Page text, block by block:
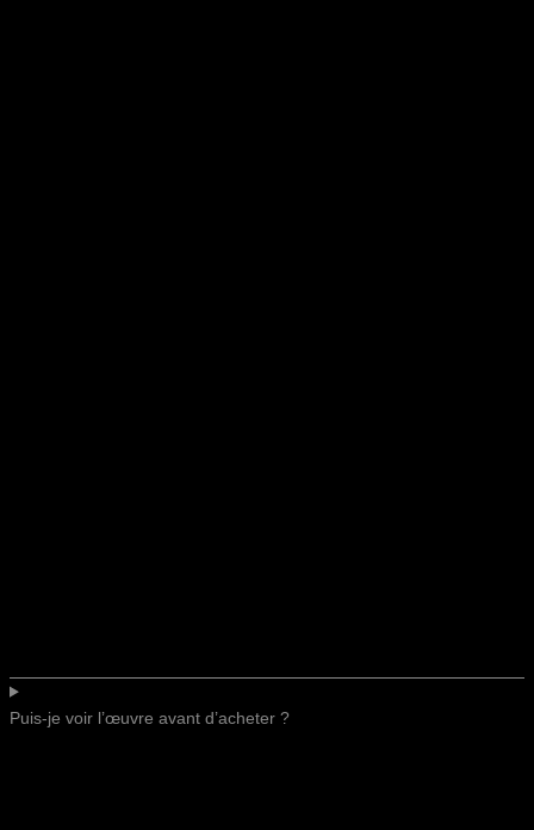
Puis-je voir l’œuvre avant d’acheter ?